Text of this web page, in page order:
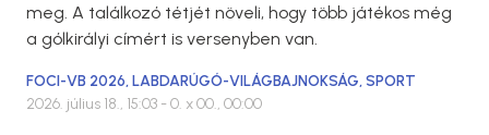
meg. A találkozó tétjét növeli, hogy több játékos még
a gólkirályi címért is versenyben van.
FOCI-VB 2026,LABDARÚGÓ-VILÁGBAJNOKSÁG,SPORT
2026. július 18., 15:03 - 0. x 00., 00:00